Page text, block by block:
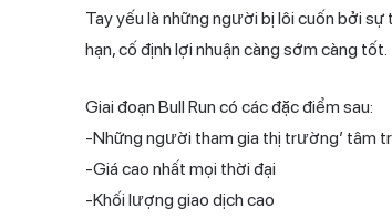
Tay yếu là những người bị lôi cuốn bởi
hạn, cố định lợi nhuận càng sớm càng tốt.
Giai đoạn Bull Run có các đặc điểm sau:
-Những người tham gia thị trường’ tâm
-Giá cao nhất mọi thời đại
-Khối lượng giao dịch cao